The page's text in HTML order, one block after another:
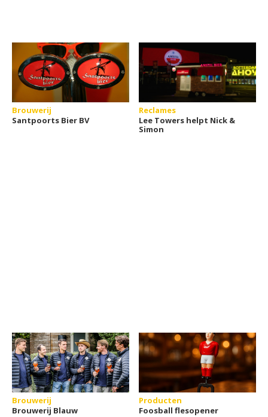
Brouwerij
Santpoorts Bier BV
Reclames
Lee Towers helpt Nick &
Simon
Brouwerij
Brouwerij Blauw
Producten
Foosball flesopener